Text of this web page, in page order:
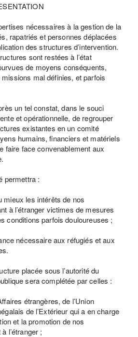
nécessaires à la gestion de la
rapatriés et personnes déplacées
des structures d’intervention.
sont restées à l’état
de moyens conséquents,
mal définies, et parfois
un tel constat, dans le souci
et opérationnelle, de regrouper
existantes en un comité
humains, financiers et matériels
faire face convenablement aux
permettra :
mieux les intérêts de nos
à l’étranger victimes de mesures
conditions parfois douloureuses ;
nécessaire aux réfugiés et aux
placée sous l’autorité du
sera complétée par celles :
étrangères, de l’Union
de l’Extérieur qui a en charge
et la promotion de nos
l’étranger ;